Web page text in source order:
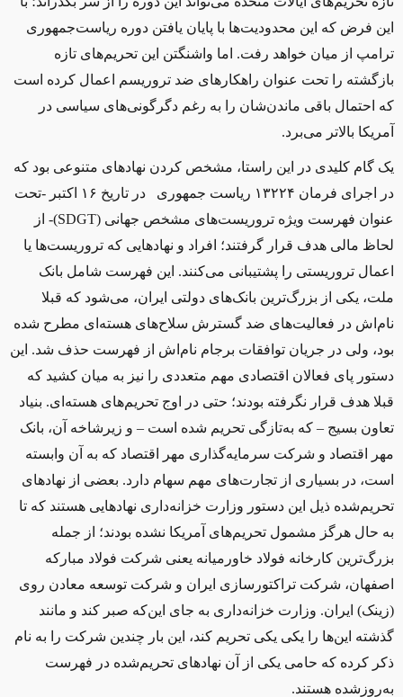
این فرض که اين محدوديت‌ها با پایان یافتن دوره ریاست‌جمهوری
ترامپ از میان خواهد رفت. اما واشنگتن این تحریم‌های تازه
بازگشته را تحت عنوان راهکارهای ضد تروريسم اعمال کرده است
که احتمال باقی ماندن‌شان را به رغم دگرگونی‌های سياسی در
آمریکا بالاتر می‌برد.
یک گام کلیدی در این راستا، مشخص کردن نهادهای متنوعی بود که
در اجرای فرمان ۱۳۲۲۴ ریاست جمهوری در تاریخ ۱۶ اکتبر -تحت
عنوان فهرست ویژه تروریست‌های مشخص جهانی (SDGT)- از
لحاظ مالی هدف قرار گرفتند؛ افراد و نهادهایی که تروریست‌ها یا
اعمال تروریستی را پشتیبانی می‌کنند. اين فهرست شامل بانک
ملت، یکی از بزرگ‌ترین بانک‌های دولتی ايران، می‌شود که قبلا
نام‌اش در فعاليت‌های ضد گسترش سلاح‌های هسته‌ای مطرح شده
بود، ولی در جریان توافقات برجام نام‌اش از فهرست حذف شد. این
دستور پای فعالان اقتصادی مهم متعددی را نيز به میان کشید که
قبلا هدف قرار نگرفته بودند؛ حتی در اوج تحريم‌های هسته‌ای. بنياد
تعاون بسیج – که به‌تازگی تحریم شده است – و زیرشاخه‌ آن، بانک
مهر اقتصاد و شرکت سرمايه‌گذاری مهر اقتصاد که به آن وابسته
است، در بسیاری از تجارت‌های مهم سهام دارد. بعضی از نهادهای
تحریم‌شده‌ ذيل اين دستور وزارت خزانه‌داری نهادهايی هستند که تا
به حال هرگز مشمول تحريم‌های آمريکا نشده بودند؛ از جمله
بزرگ‌ترین کارخانه‌ فولاد خاورميانه يعنی شرکت فولاد مبارکه‌
اصفهان، شرکت تراکتورسازی ایران و شرکت توسعه معادن روی
(زینک) ايران. وزارت خزانه‌داری به جای اين‌که صبر کند و مانند
گذشته اين‌ها را يکی يکی تحریم کند، اين بار چندين شرکت را به نام
ذکر کرده که حامی يکی از آن نهادهای تحریم‌شده در فهرست
به‌روزشده هستند.